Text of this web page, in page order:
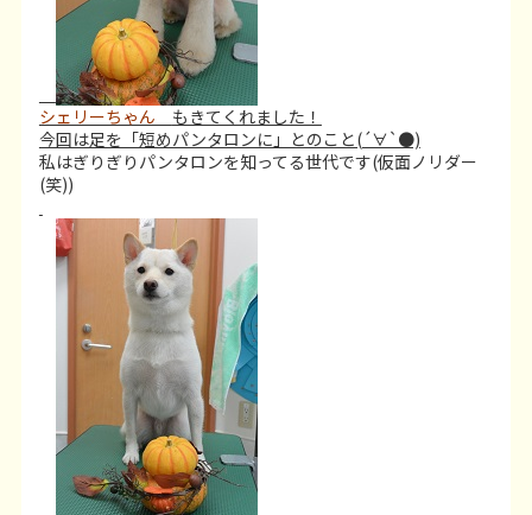
シェリーちゃん もきてくれました！
今回は足を「短めパンタロンに」とのこと(´∀`●)
私はぎりぎりパンタロンを知ってる世代です(仮面ノリダー
(笑))